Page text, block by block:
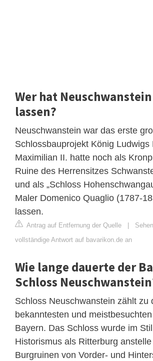
Wer hat
lassen?
Neuschwanstein war das erste
Schlossbauprojekt König Ludwigs
Maximilian II. hatte noch als
Ruine des Herrensitzes
und als „Schloss
Maler Domenico Quaglio (1787-
lassen.
Antrag auf Entfernung der Quelle |
vollständige Antwort auf bavarikon.de an
Wie lange dauerte der
Schloss
Schloss Neuschwanstein zählt zu
bekanntesten und
Bayern. Das Schloss wurde im
Historismus als Ritterburg
Burgruinen von Vorder- und